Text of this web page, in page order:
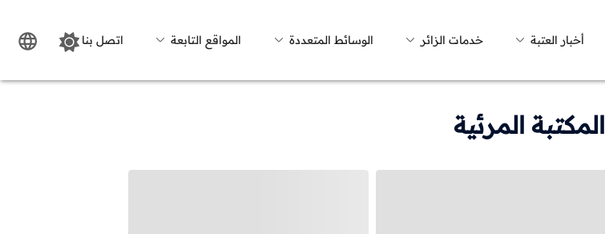
أخبار العتبة خدمات الزائر الوسائط المتعددة المواقع التابعة اتصل بنا
المكتبة المرئية